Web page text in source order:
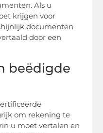
Als u
krijgen voor
documenten
door een
beëdigde
om rekening te
u moet vertalen en